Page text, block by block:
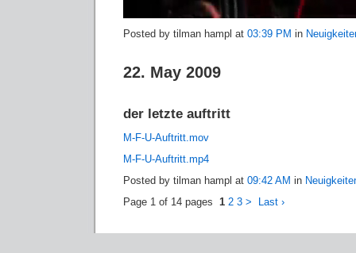
Posted by tilman hampl at 03:39 PM in
22. May 2009
der letzte auftritt
M-F-U-Auftritt.mov
M-F-U-Auftritt.mp4
Posted by tilman hampl at 09:42 AM in
Page 1 of 14 pages 1 2 3 > Last ›